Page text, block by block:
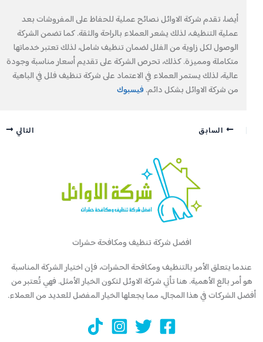
أيضا، تقدم شركة الاوائل نصائح عملية للحفاظ على المفروشات بعد
عملية التنظيف، لذلك يشعر العملاء بالراحة والثقة. كما تضمن الشركة
الوصول لكل زاوية من الفلل لضمان تنظيف شامل، لذلك تعتبر خدماتها
متكاملة ومميزة. كذلك، تحرص الشركة على تقديم أسعار مناسبة وجودة
عالية، لذلك يستمر العملاء في الاعتماد على شركة تنظيف فلل في الباهية
من شركة الاوائل بشكل دائم.فيسبوك
السابق التالي
افضل شركة تنظيف ومكافحة حشرات
عندما يتعلق الأمر بالتنظيف ومكافحة الحشرات، فإن اختيار الشركة المناسبة
هو أمر بالغ الأهمية. هنا تأتي شركة الاوئل لتكون الخيار الأمثل. فهي تُعتبر من
أفضل الشركات في هذا المجال، مما يجعلها الخيار المفضل للعديد من العملاء.